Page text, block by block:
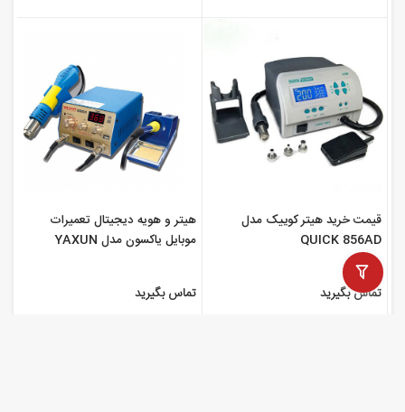
قیمت خرید هیتر کوییک مدل
QUICK 856AD
تماس بگیرید
هیتر و هویه دیجیتال تعمیرات
موبایل یاکسون مدل YAXUN
تماس بگیرید